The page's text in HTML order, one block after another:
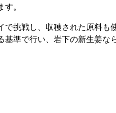
。
挑戦し、収穫された原料も
準で行い、岩下の新生姜な